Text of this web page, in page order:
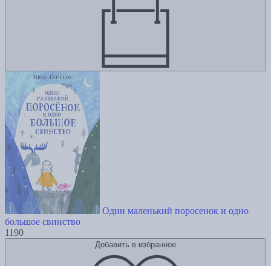
Один маленький поросенок и одно
большое свинство
1190
Добавить в избранное